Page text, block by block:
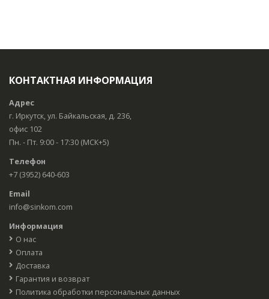
КОНТАКТНАЯ ИНФОРМАЦИЯ
Адрес
г. Иркутск, ул. Байкальская, д. 236,
офис 102
Пн. - Пт. 9:00 - 17:30 (МСК+5)
Телефон
+7 (3952) 640-603
Email
info@sinkom.com
Информация
О нас
Оплата
Доставка
Гарантия и возврат
Политика обработки персональных данных